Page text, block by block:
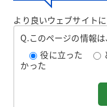
より良いウェブサイト
Q.このページの情報
役に立った
かった